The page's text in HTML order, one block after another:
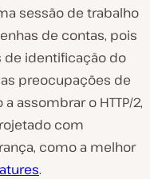
sessão de trabalho
de contas, pois
de identificação do
preocupações de
assombrar o HTTP/2,
com
como a melhor
.